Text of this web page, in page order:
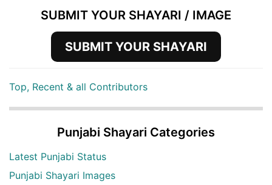
SUBMIT YOUR SHAYARI / IMAGE
SUBMIT YOUR SHAYARI
Top, Recent & all Contributors
Punjabi Shayari Categories
Latest Punjabi Status
Punjabi Shayari Images